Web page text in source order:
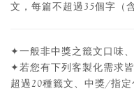
文，每篇不超過35個字（
✦一般非中獎之籤文口味
✦若您有下列客製化需求
超過20種籤文、中獎/指